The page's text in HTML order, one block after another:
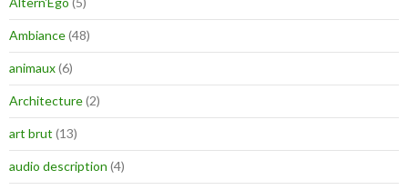
Ambiance(48)
animaux(6)
Architecture(2)
art brut (13)
audio description (4)